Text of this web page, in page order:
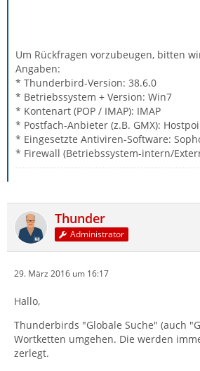
Um Rückfragen vorzubeugen, bitten
Angaben:
* Thunderbird-Version: 38.6.0
* Betriebssystem + Version: Win7
* Kontenart (POP / IMAP): IMAP
* Postfach-Anbieter (z.B. GMX):
* Eingesetzte Antiviren-Software:
* Firewall (Betriebssystem-intern/
Thunder
Administrator
29. März 2016 um 16:17
Hallo,
Thunderbirds "Globale Suche" (auch
Wortketten umgehen. Die werden
zerlegt.